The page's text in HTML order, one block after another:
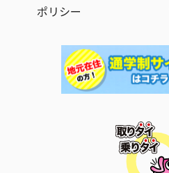
ポリシー